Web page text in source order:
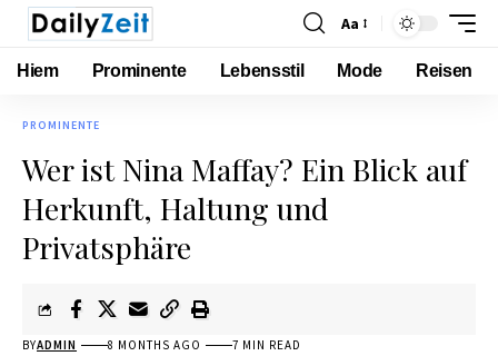
Aa
Hiem Prominente Lebensstil Mode Reisen
PROMINENTE
Wer ist Nina Maffay? Ein Blick auf
Herkunft, Haltung und
Privatsphäre
BYADMIN 8 MONTHS AGO 7 MIN READ